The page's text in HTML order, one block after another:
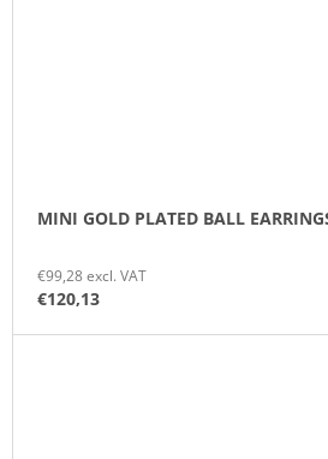
MINI GOLD PLATED BALL
€99,28 excl. VAT
€120,13